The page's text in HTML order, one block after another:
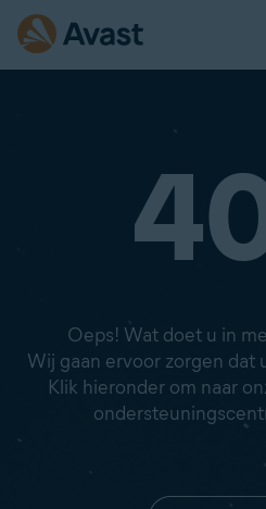
Oeps! Wat doet u in
Wij gaan ervoor zorgen dat
Klik hieronder om naar